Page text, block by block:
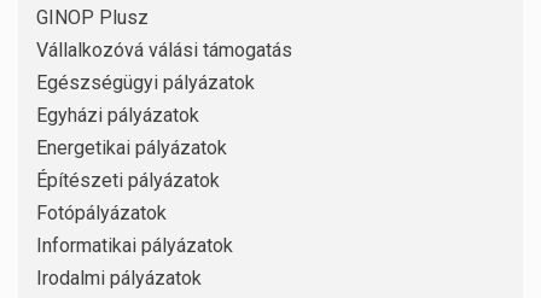
GINOP Plusz
Vállalkozóvá válási támogatás
Egészségügyi pályázatok
Egyházi pályázatok
Energetikai pályázatok
Építészeti pályázatok
Fotópályázatok
Informatikai pályázatok
Irodalmi pályázatok